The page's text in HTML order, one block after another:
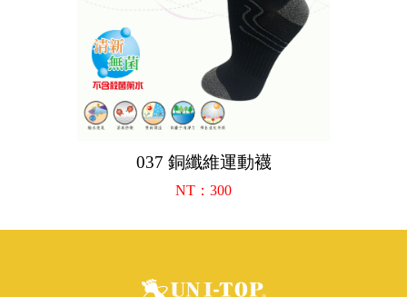
037 銅纖維運動襪
NT：300